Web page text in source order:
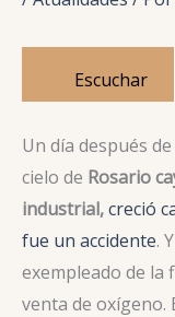
Escuchar
Un día después
cielo de Rosario
industrial,creció
fue un accidente.
exempleado de la
venta de oxígeno.